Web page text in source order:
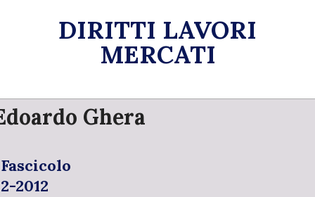
DIRITTI LAVORI
MERCATI
Primary
Navigation
Ghera
Fascicolo
2-2012